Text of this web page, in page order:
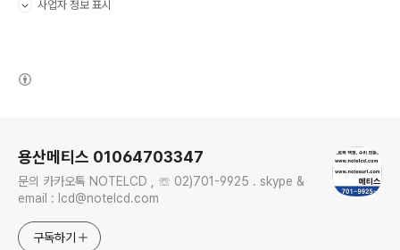
사업자 정보 표시
용산메티스 01064703347
문의 카카오톡 NOTELCD , ☏ 02)701-9925 . skype &
email : lcd@notelcd.com
구독하기